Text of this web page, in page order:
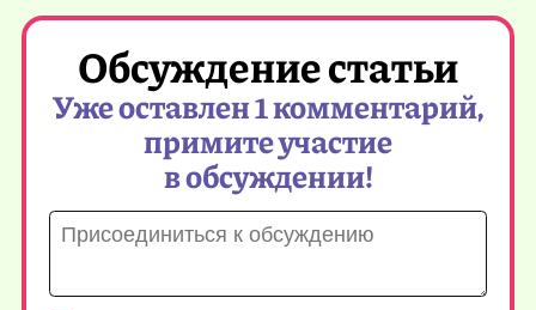
Обсуждение статьи
Уже оставлен 1 комментарий,
примите участие
в обсуждении!